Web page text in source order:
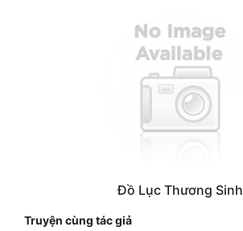
Đồ Lục Thương Sinh
Truyện cùng tác giả